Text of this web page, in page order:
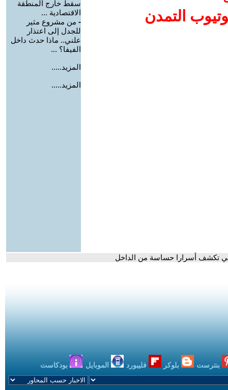
التمدن
سقط خارج المنطقة
الاقتصادية ...
- من مشروع مثير
للجدل إلى اعتذار
علني.. ماذا حدث داخل
الفيفا؟ ...
المزيد.....
المزيد.....
تكشف أسرارا حساسة من الداخل
بنترست بلوكر فليبورد الموبايل بودكاست